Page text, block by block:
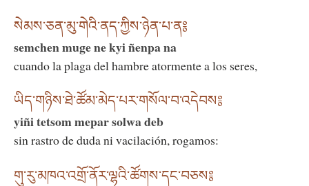
སེམས་ཅན་མུ་གེའི་ནད་ཀྱིས་ཉེན་པ་ན༔
semchen muge ne kyi ñenpa na
cuando la plaga del hambre atormente a los seres,
ཡིད་གཉིས་ཐེ་ཚོམ་མེད་པར་གསོལ་བ་འདེབས༔
yiñi tetsom mepar solwa deb
sin rastro de duda ni vacilación, rogamos:
གུ་རུ་མཁའ་འགྲོ་ནོར་ལྷའི་ཚོགས་དང་བཅས༔